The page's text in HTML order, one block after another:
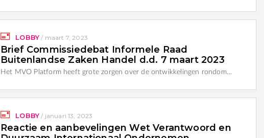
LOBBY / maart 7, 2023
Brief Commissiedebat Informele Raad
Buitenlandse Zaken Handel d.d. 7 maart 2023
Het MVO Platform heeft grote zorgen over de ontwikkelingen rondom…
LOBBY / januari 13, 2023
Reactie en aanbevelingen Wet Verantwoord en